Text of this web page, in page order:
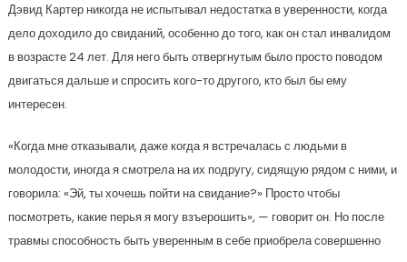
Дэвид Картер никогда не испытывал недостатка в уверенности, когда
дело доходило до свиданий, особенно до того, как он стал инвалидом
в возрасте 24 лет. Для него быть отвергнутым было просто поводом
двигаться дальше и спросить кого-то другого, кто был бы ему
интересен.
«Когда мне отказывали, даже когда я встречалась с людьми в
молодости, иногда я смотрела на их подругу, сидящую рядом с ними, и
говорила: «Эй, ты хочешь пойти на свидание?» Просто чтобы
посмотреть, какие перья я могу взъерошить», — говорит он. Но после
травмы способность быть уверенным в себе приобрела совершенно